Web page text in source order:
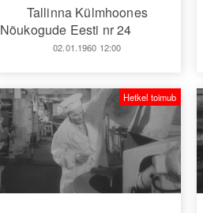
Tallinna Külmhoones
Nõukogude Eesti nr 24
02.01.1960 12:00
Hetkel toimub